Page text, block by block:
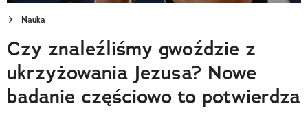
Wielki Konkurs Fotograficzny
Trendbook Podróżniczy
Polecane
Nauka
Czy znaleźliśmy gwoździe z
ukrzyżowania Jezusa? Nowe
badanie częściowo to potwierdza